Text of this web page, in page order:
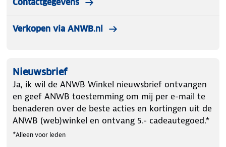
Contactgegevens
Verkopen via ANWB.nl
Nieuwsbrief
Ja, ik wil de ANWB Winkel nieuwsbrief ontvangen
en geef ANWB toestemming om mij per e-mail te
benaderen over de beste acties en kortingen uit de
ANWB (web)winkel en ontvang 5.- cadeautegoed.*
*Alleen voor leden